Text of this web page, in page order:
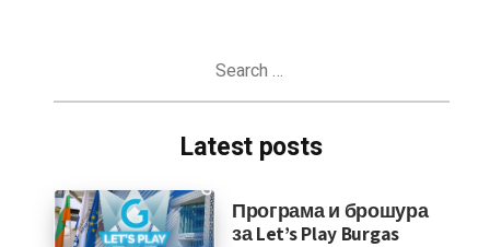
Latest posts
Програма и брошура
за Let’s Play Burgas